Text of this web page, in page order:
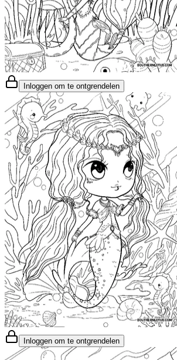
Inloggen om te ontgrendelen
Inloggen om te ontgrendelen